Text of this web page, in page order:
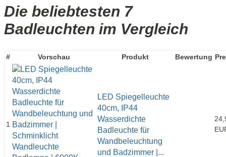
Die beliebtesten 7
Badleuchten im Vergleich
# Vorschau Produkt Bewertung
1
LED Spiegelleuchte
40cm, IP44
Wasserdichte
Badleuchte für
Wandbeleuchtung
und Badzimmer |...